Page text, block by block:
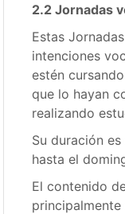
2.2 Jornadas
Estas
intenciones
estén
que lo hayan
realizando
Su duración
hasta el
El contenido